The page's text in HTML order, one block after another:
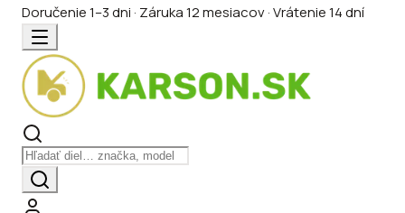
Doručenie 1–3 dni · Záruka 12 mesiacov · Vrátenie 14 dní